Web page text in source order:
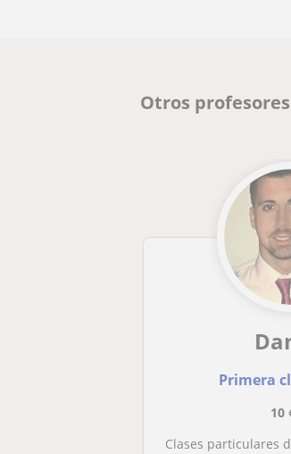
Otros
Primera
10
Clases particulares de Física